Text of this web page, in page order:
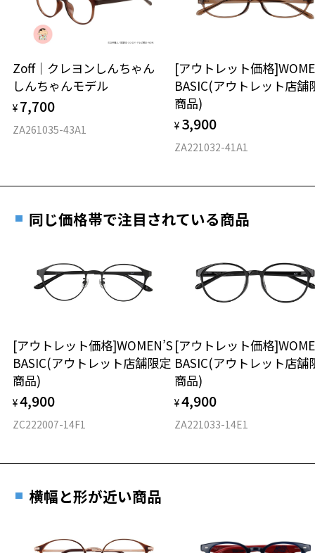
お持ちのZoffメガネサイズを確認するには？
仕上がり寸法
D 仕上がりの横幅：約143mm
15.8g
※着脱式サングラス：デモレンズ、アタッチメント込みの重さ
タイプ
材質
フロント素材：French Plastic
※保証期間内に交換が行われた場合、保証期間は初期の期間から
延長されません。
安心2 視力測定無料
視力の変化を早めに発見するために、定期的な視
力測定をおすすめいたします。
安心3 かかり具合調整無料
す。
もっと見る
＜メガネの度数情報がわからない方へ＞
オンラインストアでフレームのみ購入して、
実店舗で度付きにできます
ご購入時に「レンズ交換券」をお選びいただくと、実店舗で
度数を測定のうえ、度付きレンズ（標準セットレンズ）へ無
実店舗で度数を測定いただけます
お近くのZoff実店舗にて度数を測定いただけます（無料）。
その際は記入用紙をダウンロードしてお使いください。
ダウンロード
Zoff｜クレヨンしんちゃん
しんちゃんモデル
¥ 7,700
ZA261035-43A1
[アウトレット価格
BASIC(アウトレット店舗
商品)
¥ 3,900
ZA221032-41A1
同じ価格帯で注目されている商品
[アウトレット価格]WOMEN’S
BASIC(アウトレット店舗限定
商品)
¥4,900
ZC222007-14F1
[アウトレット価格
BASIC(アウトレット店舗
商品)
¥4,900
ZA221033-14E1
横幅と形が近い商品